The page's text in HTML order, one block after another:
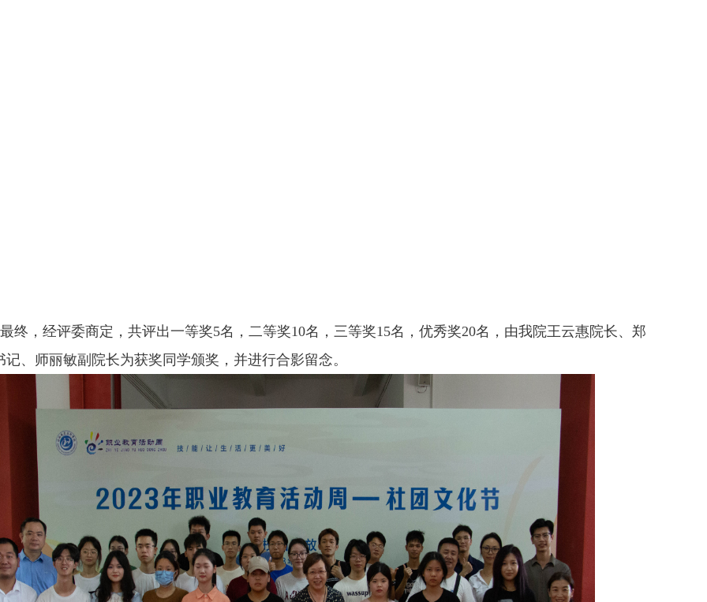
终，经评委商定，共评出一等奖5名，二等奖10名，三等奖15名，优秀奖20名，由我院王云惠院长、郑
记、师丽敏副院长为获奖同学颁奖，并进行合影留念。